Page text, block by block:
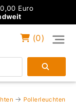
Euro
(0)
Pollerleuchten